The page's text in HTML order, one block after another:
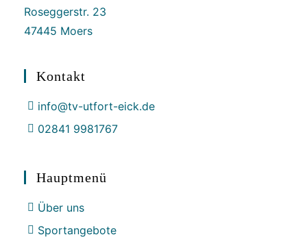
Roseggerstr. 23
47445 Moers
Kontakt
info@tv-utfort-eick.de
02841 9981767
Hauptmenü
Über uns
Sportangebote